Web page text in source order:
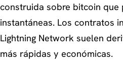
construida sobre bitcoin que
instantáneas. Los contratos
Lightning Network suelen
más rápidas y económicas.